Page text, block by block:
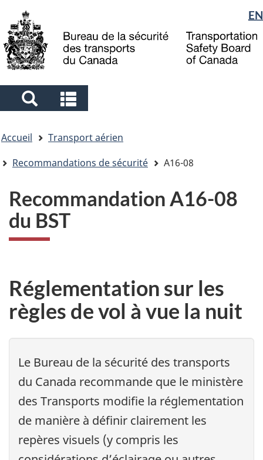
to
main
to
"About
government"
à
la
Sélection
de
la
langue
EN
Search
and
menus
and
menus
êtes
ici
Accueil
Transport aérien
Recommandations de sécurité
A16-08
Recommandation A16-08
du BST
Réglementation sur les
règles de vol à vue la nuit
Le Bureau de la sécurité des transports
du Canada recommande que le ministère
des Transports modifie la réglementation
de manière à définir clairement les
repères visuels (y compris les